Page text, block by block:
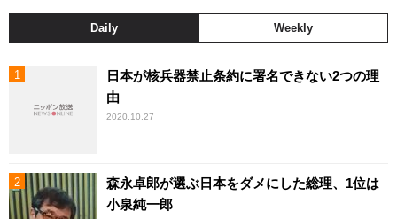
Daily Weekly
日本が核兵器禁止条約に署名できない2つの理
由
2020.10.27
森永卓郎が選ぶ日本をダメにした総理、1位は
小泉純一郎